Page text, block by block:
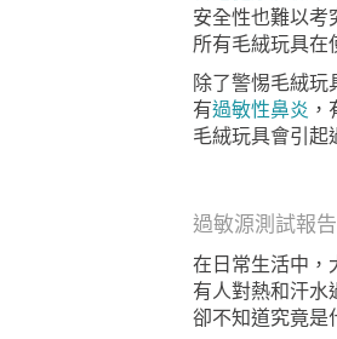
安全性也難以考
所有毛絨玩具在
除了警惕毛絨玩
有過敏性鼻炎
毛絨玩具會引起
過敏源測試報
在日常生活中，
有人對熱和汗
卻不知道究竟是